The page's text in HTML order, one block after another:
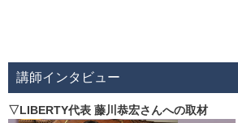
講師インタビュー
▽LIBERTY代表 藤川恭宏さんへの取材